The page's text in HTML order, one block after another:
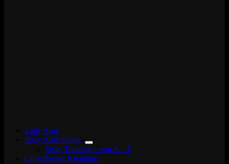
Lady Anja
Sissy Ausbildung
Sissy Training – von A – Z
Crossdresser Kleidung